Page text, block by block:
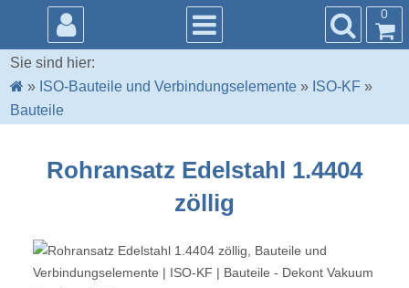
0
Sie sind hier:
» ISO-Bauteile und Verbindungselemente » ISO-KF »
Bauteile
Rohransatz Edelstahl 1.4404
zöllig